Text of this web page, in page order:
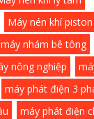
Máy nén khí piston
máy nhám bê tông
nông nghiệp
máy phát điện 3
máy phát điện